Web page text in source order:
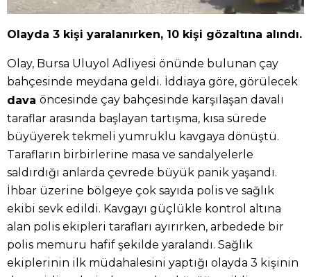
Olayda 3 kişi yaralanırken, 10 kişi gözaltına alındı.
Olay, Bursa Uluyol Adliyesi önünde bulunan çay
bahçesinde meydana geldi. İddiaya göre, görülecek
dava öncesinde çay bahçesinde karşılaşan davalı
taraflar arasında başlayan tartışma, kısa sürede
büyüyerek tekmeli yumruklu kavgaya dönüştü.
Tarafların birbirlerine masa ve sandalyelerle
saldırdığı anlarda çevrede büyük panik yaşandı.
İhbar üzerine bölgeye çok sayıda polis ve sağlık
ekibi sevk edildi. Kavgayı güçlükle kontrol altına
alan polis ekipleri tarafları ayırırken, arbedede bir
polis memuru hafif şekilde yaralandı. Sağlık
ekiplerinin ilk müdahalesini yaptığı olayda 3 kişinin